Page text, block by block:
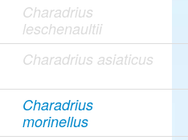
Charadrius
leschenaultii
Charadrius asiaticus
Charadrius
morinellus